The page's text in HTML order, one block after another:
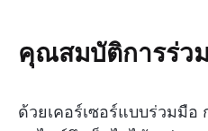
คุณสมบัติการร่ว
ด้วยเคอร์เซอร์แบบร่วมมือ